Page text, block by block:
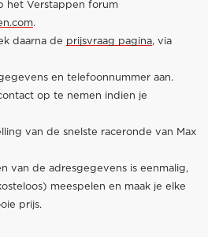
het Verstappen forum
.
daarna de prijsvraag pagina, via
en telefoonnummer aan.
op te nemen indien je
van de snelste raceronde van Max
van de adresgegevens is eenmalig,
meespelen en maak je elke
prijs.